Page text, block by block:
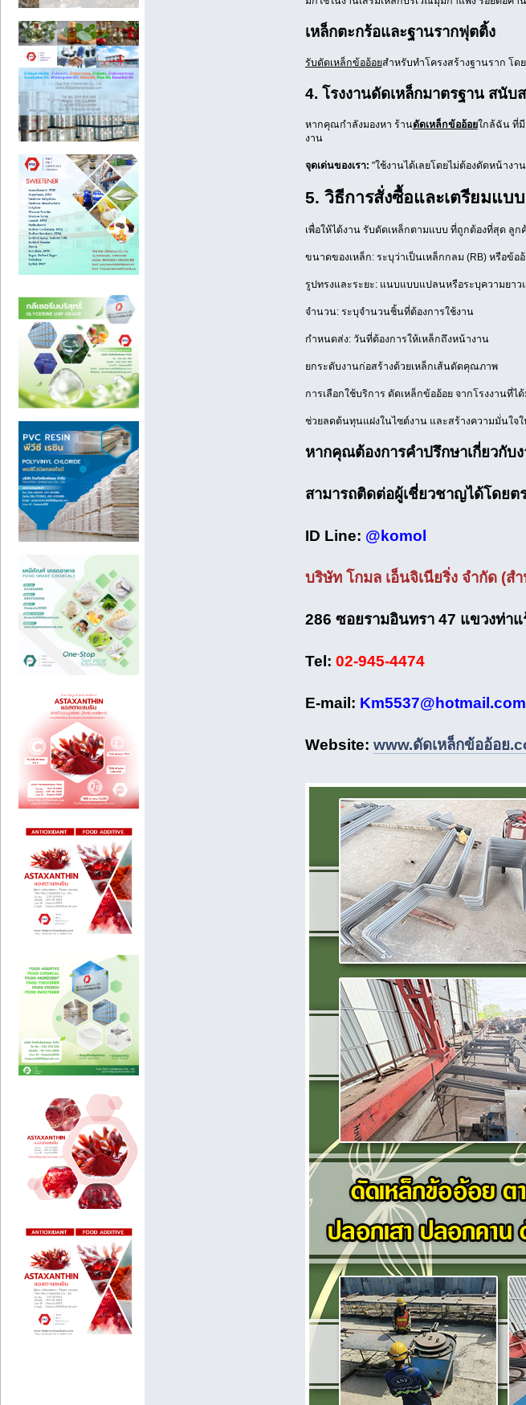
เหล็กตะกร้อและฐานรากฟุตติ้ง
รับดัดเหล็กข้ออ้อยสำหรับทำโครงสร้างฐานราก โด
4. โรงงานดัดเหล็กมาตรฐาน สนับ
หากคุณกำลังมองหา ร้านดัดเหล็กข้ออ้อยใกล้ฉัน ที่มี
งาน
จุดเด่นของเรา: "ใช้งานได้เลยโดยไม่ต้องดัดหน้างา
5. วิธีการสั่งซื้อและเตรียมแบ
เพื่อให้ได้งาน รับดัดเหล็กตามแบบ ที่ถูกต้องที่สุด ลูก
ขนาดของเหล็ก: ระบุว่าเป็นเหล็กกลม (RB) หรือข้อ
รูปทรงและระยะ: แนบแบบแปลนหรือระบุความยาว
จำนวน: ระบุจำนวนชิ้นที่ต้องการใช้งาน
กำหนดส่ง: วันที่ต้องการให้เหล็กถึงหน้างาน
ยกระดับงานก่อสร้างด้วยเหล็กเส้นดัดคุณภาพ
การเลือกใช้บริการ ดัดเหล็กข้ออ้อย จากโรงงานที่
ช่วยลดต้นทุนแฝงในไซต์งาน และสร้างความมั่นใจ
หากคุณต้องการคำปรึกษาเกี่ยวกับ
สามารถติดต่อผู้เชี่ยวชาญได้โดยต
ID Line: @komol
บริษัท โกมล เอ็นจิเนียริ่ง จำกัด (ส
286 ซอยรามอินทรา 47 แขวงท่าแ
Tel: 02-945-4474
E-mail: Km5537@hotmail.com
Website: www.ดัดเหล็กข้ออ้อย